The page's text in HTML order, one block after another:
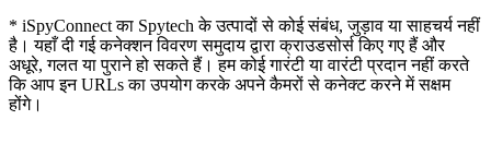
* iSpyConnect का Spytech के उत्पादों से कोई संबंध, जुड़ाव या साहचर्य नहीं
है। यहाँ दी गई कनेक्शन विवरण समुदाय द्वारा क्राउडसोर्स किए गए हैं और
अधूरे, गलत या पुराने हो सकते हैं। हम कोई गारंटी या वारंटी प्रदान नहीं करते
कि आप इन URLs का उपयोग करके अपने कैमरों से कनेक्ट करने में सक्षम
होंगे।